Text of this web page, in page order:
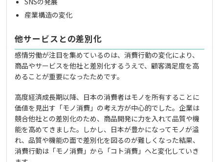
産業構造の変化
他サービスとの差別化
感情労働が注目を集めているのは、消費行動の変化により、
商品やサービスを他社と差別化するうえで、顧客満足度を高
めることが重要になったためです。
高度経済成長期以降、日本の消費者はモノを所有することに
価値を見出す「モノ消費」の考え方が中心的でした。企業は
競合他社との差別化のため、商品開発に力を入れて品質や機
能を高めてきました。しかし、日本が豊かになってモノが溢
れ、品質や機能の面で差別化を図るのが難しくなった結果、
消費行動は「モノ消費」から「コト消費」へと変化していき